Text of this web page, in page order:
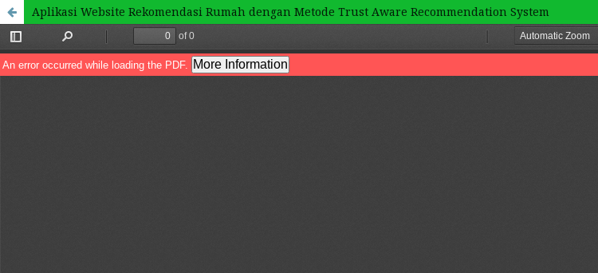
Aplikasi Website Rekomendasi Rumah dengan Metode Trust Aware Recommendation System